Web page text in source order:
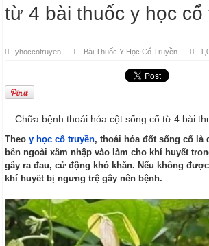
từ 4 bài thuốc y học cổ
yhoccotruyen Bài Thuốc Y Học Cổ Truyền
Chữa bệnh thoái hóa cột sống cổ từ 4 bài
Theoy học cổ truyền, thoái hóa đốt sống cổ là
bên ngoài xâm nhập vào làm cho khí huyết
gây ra đau, cử động khó khăn. Nếu không
khí huyết bị ngưng trệ gây nên bệnh.